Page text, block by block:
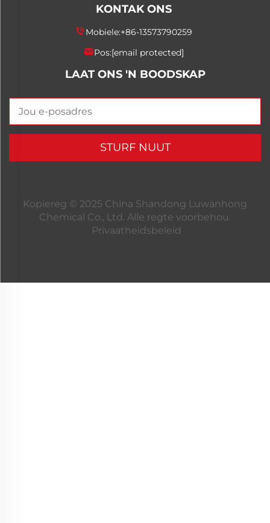
KONTAK ONS
Mobiele:+86-13573790259
Pos:[email protected]
LAAT ONS 'N BOODSKAP
STURF NUUT
Kopiereg © 2025 China Shandong Luwanhong
Chemical Co., Ltd. Alle regte voorbehou.
Privaatheidsbeleid